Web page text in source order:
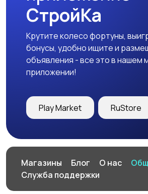
Образование и наука
Перевозки, склад,
закупки 50
Производство19
СтройКа
Крутите колесо фортуны,
бонусы, удобно ищите и
объявления - все это в нашем
приложении!
Play Market RuStore
Магазины Блог О нас
Служба поддержки